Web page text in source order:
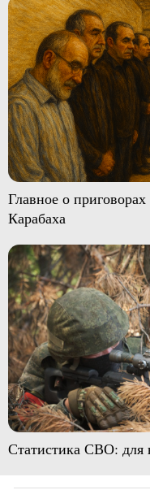
Главное о
Карабаха
Статистика СВО: для